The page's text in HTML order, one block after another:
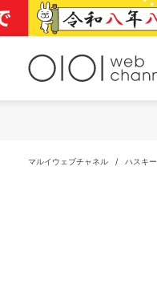
マルイウェブチャネル / ハスキー